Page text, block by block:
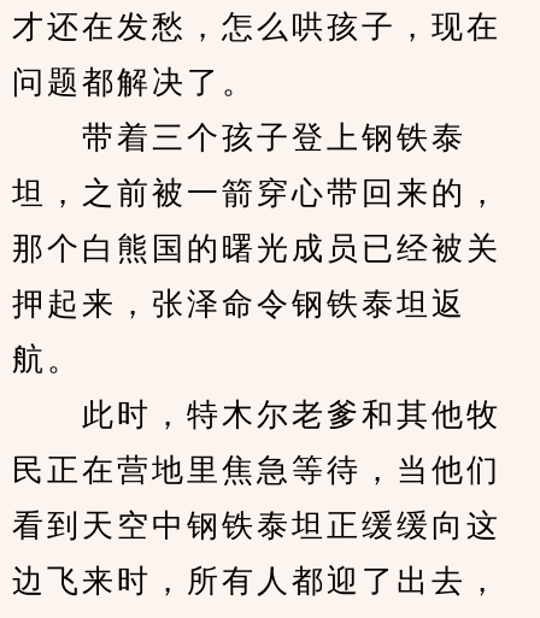
才还在发愁，怎么哄孩子，现在
问题都解决了。
带着三个孩子登上钢铁泰
坦，之前被一箭穿心带回来的，
那个白熊国的曙光成员已经被关
押起来，张泽命令钢铁泰坦返
航。
此时，特木尔老爹和其他牧
民正在营地里焦急等待，当他们
看到天空中钢铁泰坦正缓缓向这
边飞来时，所有人都迎了出去，